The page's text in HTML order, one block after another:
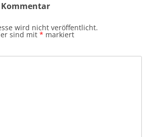
Kommentar
wird nicht veröffentlicht.
sind mit * markiert